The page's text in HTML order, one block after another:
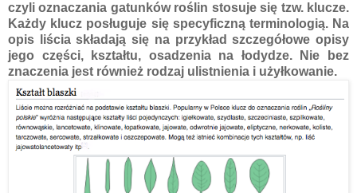
czyli oznaczania gatunków roślin stosuje się tzw. klucze.
Każdy klucz posługuje się specyficzną terminologią. Na
opis liścia składają się na przykład szczegółowe opisy
jego części, kształtu, osadzenia na łodydze. Nie bez
znaczenia jest również rodzaj ulistnienia i użyłkowanie.